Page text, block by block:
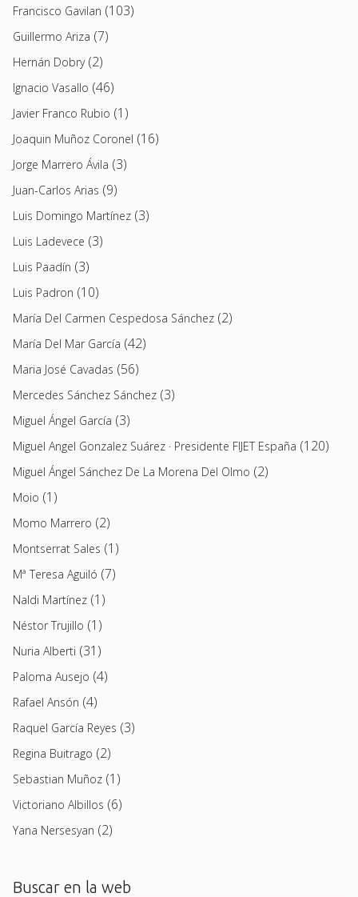
Francisco Gavilan (103)
Guillermo Ariza (7)
Hernán Dobry(2)
Ignacio Vasallo (46)
Javier Franco Rubio (1)
Joaquin Muñoz Coronel (16)
Jorge Marrero Ávila (3)
Juan-Carlos Arias (9)
Luis Domingo Martínez (3)
Luis Ladevece (3)
Luis Paadín (3)
Luis Padron (10)
María Del Carmen Cespedosa Sánchez (2)
María Del Mar García (42)
Maria José Cavadas (56)
Mercedes Sánchez Sánchez (3)
Miguel Ángel García (3)
Miguel Angel Gonzalez Suárez · Presidente FIJET España (120)
Miguel Ángel Sánchez De La Morena Del Olmo (2)
Moio (1)
Momo Marrero (2)
Montserrat Sales (1)
Mª Teresa Aguiló (7)
Naldi Martínez (1)
Néstor Trujillo (1)
Nuria Alberti (31)
Paloma Ausejo (4)
Rafael Ansón (4)
Raquel García Reyes (3)
Regina Buitrago (2)
Sebastian Muñoz (1)
Victoriano Albillos (6)
Yana Nersesyan (2)
Buscar en la web